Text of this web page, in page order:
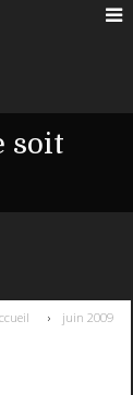
soit
juin 2009